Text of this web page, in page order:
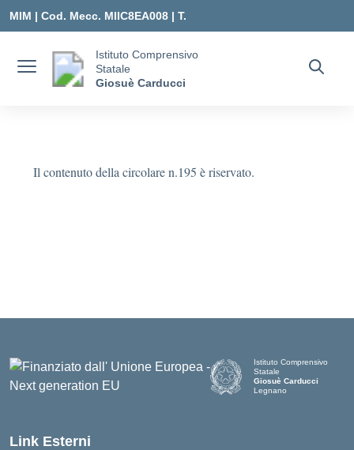
MIM | Cod. Mecc. MIIC8EA008 | T.
MIIC8EA008@ISTRUZIONE.IT
Istituto Comprensivo
Statale
Giosuè Carducci
Il contenuto della circolare n.195 è riservato.
Istituto Comprensivo
Statale
Giosuè Carducci
Legnano
Link Esterni